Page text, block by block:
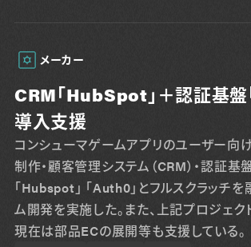
メーカー
CRM「HubSpot」＋認証基盤
導入支援
コンシューマゲームアプリのユーザー向
制作・顧客管理システム（CRM）・認証基
「Hubspot」 「Auth0」とフルスクラッチ
ム開発を実施した。また、上記プロジェク
現在は部品ECの展開等も支援している。